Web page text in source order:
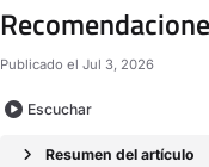
Publicado el Jul 3, 2026
Escuchar
Resumen del artículo